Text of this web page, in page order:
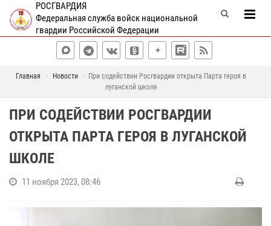
РОСГВАРДИЯ
Федеральная служба войск национальной
гвардии Российской Федерации
Главная Новости
При содействии Росгвардии открыта Парта героя в
луганской школе
ПРИ СОДЕЙСТВИИ РОСГВАРДИИ
ОТКРЫТА ПАРТА ГЕРОЯ В ЛУГАНСКОЙ
ШКОЛЕ
11 ноября 2023, 08:46